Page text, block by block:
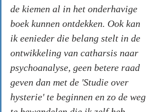
de kiemen al in het onderhavige
boek kunnen ontdekken. Ook kan
ik eenieder die belang stelt in de
ontwikkeling van catharsis naar
psychoanalyse, geen betere raad
geven dan met de 'Studie over
hysterie' te beginnen en zo de weg